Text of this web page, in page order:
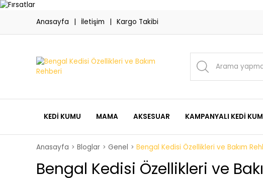
Anasayfa İletişim Kargo Takibi
KEDI KUMU MAMA AKSESUAR KAMPANYALI KEDI
Anasayfa Bloglar Genel Bengal Kedisi Özellikleri ve Bakım
Bengal Kedisi Özellikleri ve